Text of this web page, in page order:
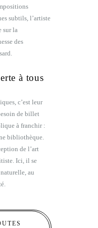
subtils, l’artiste
sur la
des
à tous
c’est leur
de billet
à franchir :
bibliothèque.
de l’art
Ici, il se
au